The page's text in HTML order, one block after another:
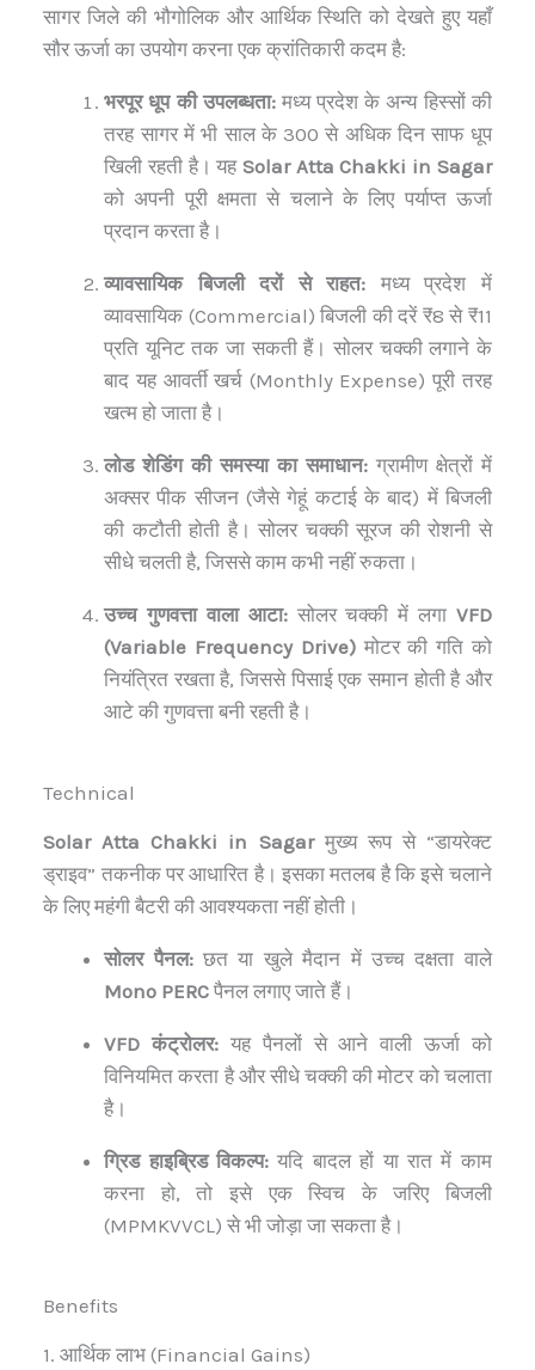
सागर जिले की भौगोलिक और आर्थिक स्थिति को देखते हुए यहाँ
सौर ऊर्जा का उपयोग करना एक क्रांतिकारी कदम है:
भरपूर धूप की उपलब्धता:मध्य प्रदेश के अन्य हिस्सों की
तरह सागर में भी साल के 300 से अधिक दिन साफ धूप
खिली रहती है। यह Solar Atta Chakki in Sagar
को अपनी पूरी क्षमता से चलाने के लिए पर्याप्त ऊर्जा
प्रदान करता है।
व्यावसायिक बिजली दरों से राहत: मध्य प्रदेश में
व्यावसायिक (Commercial) बिजली की दरें ₹8 से ₹11
प्रति यूनिट तक जा सकती हैं। सोलर चक्की लगाने के
बाद यह आवर्ती खर्च (Monthly Expense) पूरी तरह
खत्म हो जाता है।
लोड शेडिंग की समस्या का समाधान:ग्रामीण क्षेत्रों में
अक्सर पीक सीजन (जैसे गेहूं कटाई के बाद) में बिजली
की कटौती होती है। सोलर चक्की सूरज की रोशनी से
सीधे चलती है, जिससे काम कभी नहीं रुकता।
उच्च गुणवत्ता वाला आटा:सोलर चक्की में लगा VFD
(Variable Frequency Drive)मोटर की गति को
नियंत्रित रखता है, जिससे पिसाई एक समान होती है और
आटे की गुणवत्ता बनी रहती है।
Technical
Solar Atta Chakki in Sagarमुख्य रूप से “डायरेक्ट
ड्राइव” तकनीक पर आधारित है। इसका मतलब है कि इसे चलाने
के लिए महंगी बैटरी की आवश्यकता नहीं होती।
सोलर पैनल:छत या खुले मैदान में उच्च दक्षता वाले
Mono PERC पैनल लगाए जाते हैं।
VFD कंट्रोलर: यह पैनलों से आने वाली ऊर्जा को
विनियमित करता है और सीधे चक्की की मोटर को चलाता
है।
ग्रिड हाइब्रिड विकल्प:यदि बादल हों या रात में काम
करना हो, तो इसे एक स्विच के जरिए बिजली
(MPMKVVCL) से भी जोड़ा जा सकता है।
Benefits
1. आर्थिक लाभ (Financial Gains)